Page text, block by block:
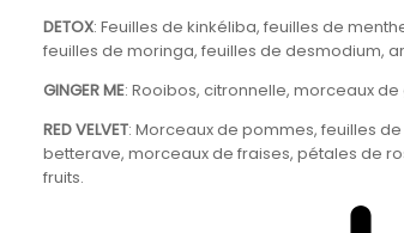
DETOX: Feuilles de kinkéliba, feuilles de
feuilles de moringa, feuilles de desmodium,
GINGER ME: Rooibos, citronnelle, morceaux
RED VELVET: Morceaux de pommes, feuilles
betterave, morceaux de fraises, pétales de
fruits.